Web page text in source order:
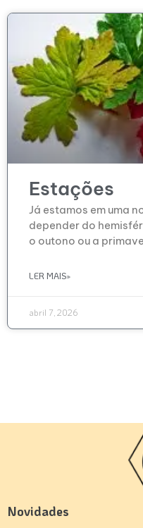
Estações
Já estamos em uma
depender do
o outono ou a
LER MAIS»
abril 7, 2026
Novidades